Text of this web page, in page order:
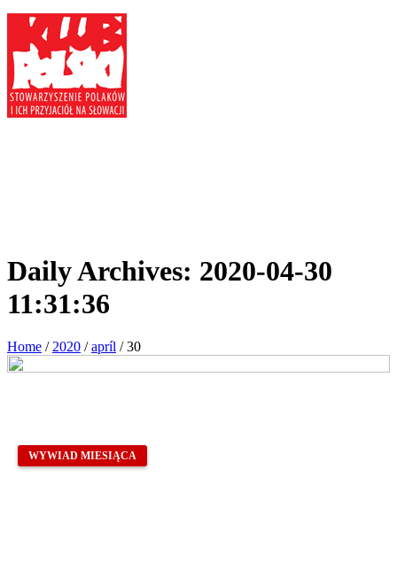
Daily Archives: 2020-04-30
11:31:36
Home / 2020 / apríl / 30
WYWIAD MIESIĄCA